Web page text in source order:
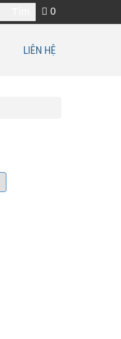
0
LIÊN HỆ